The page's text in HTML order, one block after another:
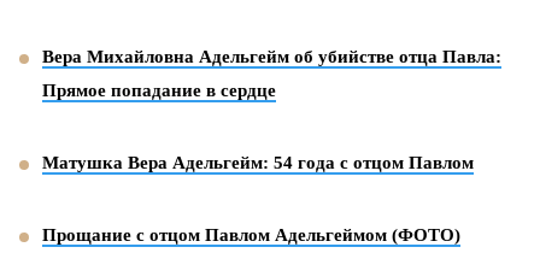
Вера Михайловна Адельгейм об убийстве отца Павла:
Прямое попадание в сердце
Матушка Вера Адельгейм: 54 года с отцом Павлом
Прощание с отцом Павлом Адельгеймом (ФОТО)